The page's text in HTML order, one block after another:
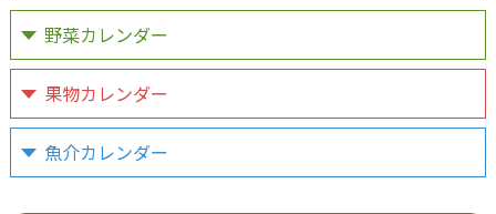
野菜カレンダー
果物カレンダー
魚介カレンダー